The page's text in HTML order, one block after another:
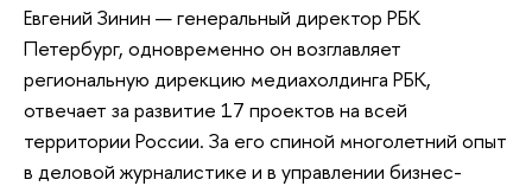
Евгений Зинин — генеральный директор РБК
Петербург, одновременно он возглавляет
региональную дирекцию медиахолдинга РБК,
отвечает за развитие 17 проектов на всей
территории России. За его спиной многолетний опыт
в деловой журналистике и в управлении бизнес-